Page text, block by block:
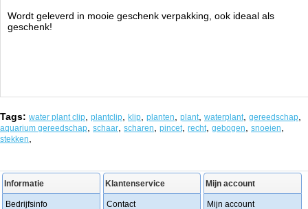
Wordt geleverd in mooie geschenk verpakking, ook ideaal als
geschenk!
Tags: water plant clip plantclip klip planten plant waterplant gereedschap
aquarium gereedschap schaar scharen pincet recht gebogen snoeien
stekken
Informatie
Bedrijfsinfo
Klantenservice
Contact
Mijn account
Mijn account